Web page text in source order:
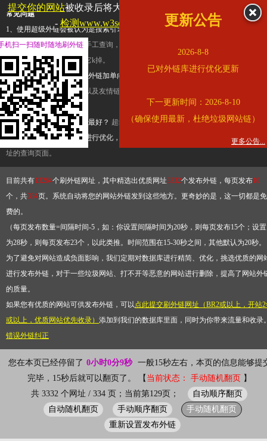
常见问题
1、使用超级外链会被认为是搜索引擎优化作弊吗？ 超级外链只是一个简便而集成
查询工具，模拟的是正常手工查询，不是作弊。如果是作弊，那您可以使用超级外
推广竞争对手的网址，让它k掉。
2、网站优化单纯依靠超级外链加单向链接可行吗？
链，需要结合普通的外链以及友情链接，您可以到站长论坛发布外链，到友情链接
台交换友情链接。
3、如何使用超级外链效果最好？ 超级外链不同于普通的外链，它是动态的链接，
有频繁使用超级外链工具进行优化，才能获得稳定的外链
，最终使搜索引擎收录带
址的查询页面。
目前共有13264个刷外链网址，其中精选出优质网址3332个发布外链，每页发布10
个，共334页。系统自动将您的网站外链发到这些地方。更奇妙的是，这一切都是免
费的。
（每页发布数量=间隔时间-5，如：你设置间隔时间为20秒，则每页发布15个；设置
为28秒，则每页发布23个，以此类推。时间范围在15-30秒之间，其他默认为20秒
为了避免对网站造成负面影响，我们定期对数据库进行精简、优化，挑选优质的网
进行发布外链，对于一些垃圾网站、打不开等恶意的网站进行删除，提高了网站外
的质量。
如果您有优质的网站可供发布外链，可以点此提交刷外链网址（BR2或以上，开站
或以上，优质网站优先收录） 添加到我们的数据库里面，同时为你带来流量和收录
错误外链纠正
您在本页已经停留了 0小时0分9秒
一般15秒左右，本页的信息能够提
完毕，15秒后就可以翻页了。 【 当前状态： 手动随机翻页 】
共 3332 个网址 / 334 页；当前第129页；
自动顺序翻页
自动随机翻页
手动顺序翻页
手动随机翻页
重新设置发布外链
提交你的网站被收录后将大幅提升流量和外链，
查看展示页面
- 检测www.w3school.com.cn是否收录
更新公告
2026-8-8
已对外链库进行优化更新
下一更新时间：2026-8-10
（确保使用最新，杜绝垃圾网站链）
更多公告...
机扫一扫随时随地刷外链